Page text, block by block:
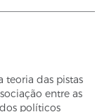
teoria das pistas
entre as
políticos